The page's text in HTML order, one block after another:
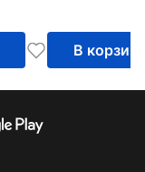
В корзину